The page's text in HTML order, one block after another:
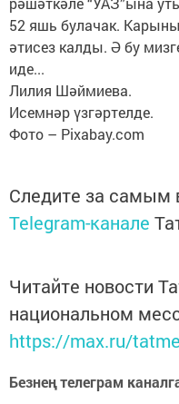
52 яшь булачак.
әтисез калды. Ә бу
иде...
Лилия Шәймиева.
Исемнәр үзгәртелде.
Фото – Pixabay.com
Следите за
Telegram-канале
Читайте новости
национальном
https://max.ru/
Безнең телеграм